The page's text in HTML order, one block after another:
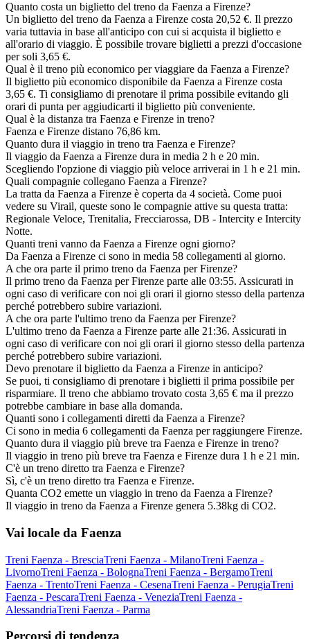
Quanto costa un biglietto del treno da Faenza a Firenze?
Un biglietto del treno da Faenza a Firenze costa 20,52 €. Il prezzo
varia tuttavia in base all'anticipo con cui si acquista il biglietto e
all'orario di viaggio. È possibile trovare biglietti a prezzi d'occasione
per soli 3,65 €.
Qual è il treno più economico per viaggiare da Faenza a Firenze?
Il biglietto più economico disponibile da Faenza a Firenze costa
3,65 €. Ti consigliamo di prenotare il prima possibile evitando gli
orari di punta per aggiudicarti il biglietto più conveniente.
Qual è la distanza tra Faenza e Firenze in treno?
Faenza e Firenze distano 76,86 km.
Quanto dura il viaggio in treno tra Faenza e Firenze?
Il viaggio da Faenza a Firenze dura in media 2 h e 20 min.
Scegliendo l'opzione di viaggio più veloce arriverai in 1 h e 21 min.
Quali compagnie collegano Faenza a Firenze?
La tratta da Faenza a Firenze è coperta da 4 società. Come puoi
vedere su Virail, queste sono le compagnie attive su questa tratta:
Regionale Veloce, Trenitalia, Frecciarossa, DB - Intercity e Intercity
Notte.
Quanti treni vanno da Faenza a Firenze ogni giorno?
Da Faenza a Firenze ci sono in media 58 collegamenti al giorno.
A che ora parte il primo treno da Faenza per Firenze?
Il primo treno da Faenza per Firenze parte alle 03:55. Assicurati in
ogni caso di verificare con noi gli orari il giorno stesso della partenza
perché potrebbero subire variazioni.
A che ora parte l'ultimo treno da Faenza per Firenze?
L'ultimo treno da Faenza a Firenze parte alle 21:36. Assicurati in
ogni caso di verificare con noi gli orari il giorno stesso della partenza
perché potrebbero subire variazioni.
Devo prenotare il biglietto da Faenza a Firenze in anticipo?
Se puoi, ti consigliamo di prenotare i biglietti il prima possibile per
risparmiare. Il treno che abbiamo trovato costa 3,65 € ma il prezzo
potrebbe cambiare in base alla domanda.
Quanti sono i collegamenti diretti da Faenza a Firenze?
Ci sono in media 6 collegamenti da Faenza per raggiungere Firenze.
Quanto dura il viaggio più breve tra Faenza e Firenze in treno?
Il viaggio in treno più breve tra Faenza e Firenze dura 1 h e 21 min.
C'è un treno diretto tra Faenza e Firenze?
Sì, c'è un treno diretto tra Faenza e Firenze.
Quanta CO2 emette un viaggio in treno da Faenza a Firenze?
Il viaggio in treno da Faenza a Firenze genera 5.38kg di CO2.
Vai locale da Faenza
Treni Faenza - BresciaTreni Faenza - MilanoTreni Faenza -
LivornoTreni Faenza - BolognaTreni Faenza - BergamoTreni
Faenza - TrentoTreni Faenza - CesenaTreni Faenza - PerugiaTreni
Faenza - PescaraTreni Faenza - VeneziaTreni Faenza -
AlessandriaTreni Faenza - Parma